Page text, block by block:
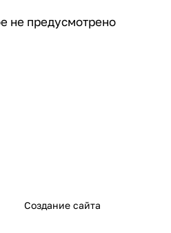
не предусмотрено
Создание сайта